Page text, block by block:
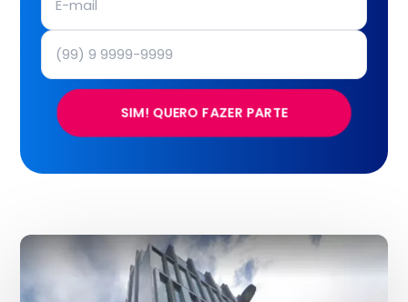
SIM! QUERO FAZER PARTE